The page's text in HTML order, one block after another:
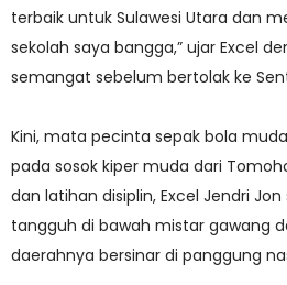
terbaik untuk Sulawesi Utara dan
sekolah saya bangga,” ujar Excel
semangat sebelum bertolak ke
Kini, mata pecinta sepak bola
pada sosok kiper muda dari
dan latihan disiplin, Excel Jendri
tangguh di bawah mistar gawang
daerahnya bersinar di panggung